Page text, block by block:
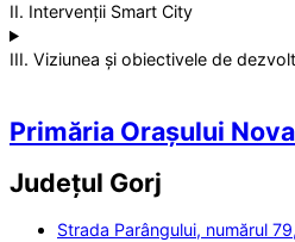
II. Intervenții Smart City
III. Viziunea și obiectivele de
Primăria Orașului
Județul Gorj
Strada Parângului, numărul